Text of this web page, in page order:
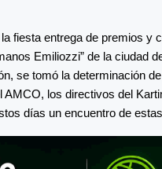
fiesta entrega de premios y
Emiliozzi” de la ciudad
se tomó la determinación
los directivos del
días un encuentro de